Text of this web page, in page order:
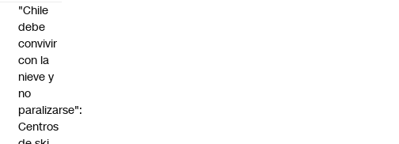
"Chile
debe
convivir
con la
nieve y
no
paralizarse":
Centros